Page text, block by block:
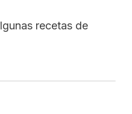
recetas de